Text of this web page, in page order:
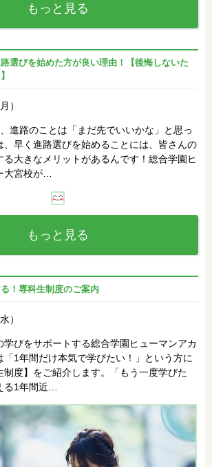
もっと見る
選びを始めた方が良い理由！【後悔しないた
）
進路のことは「まだ先でいいかな」と思っ
、早く進路選びを始めることには、皆さんの
大きなメリットがあるんです！総合学園ヒ
大宮校が…
もっと見る
！専科生制度のご案内
）
学びをサポートする総合学園ヒューマンアカ
「1年間だけ本気で学びたい！」という方に
制度】をご紹介します。「もう一度学びた
る1年間近…